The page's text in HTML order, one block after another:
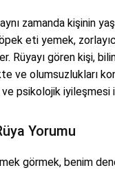
zamanda kişinin
eti yemek,
Rüyayı gören kişi,
ve olumsuzlukları
psikolojik iyileşmesi
Yorumu
görmek, benim